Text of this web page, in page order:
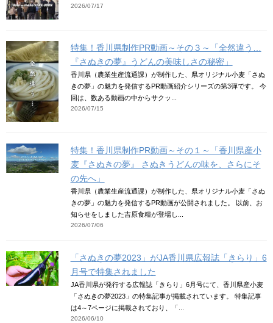
2026/07/17
特集！香川県制作PR動画～その３～「全然違う…
『さぬきの夢』うどんの美味しさの秘密」
香川県（農業生産流通課）が制作した、県オリジナル小麦「さぬ
きの夢」の魅力を発信するPR動画紹介シリーズの第3弾です。 今
回は、数ある動画の中からサクッ...
2026/07/15
特集！香川県制作PR動画～その１～「香川県産小
麦『さぬきの夢』 さぬきうどんの味を、さらにそ
の先へ」
香川県（農業生産流通課）が制作した、県オリジナル小麦「さぬ
きの夢」の魅力を発信するPR動画が公開されました。 以前、お
知らせをしました吉原食糧が登場し...
2026/07/06
「さぬきの夢2023」がJA香川県広報誌「きらり」6
月号で特集されました
JA香川県が発行する広報誌「きらり」6月号にて、香川県産小麦
「さぬきの夢2023」の特集記事が掲載されています。 特集記事
は4～7ページに掲載されており、「...
2026/06/10